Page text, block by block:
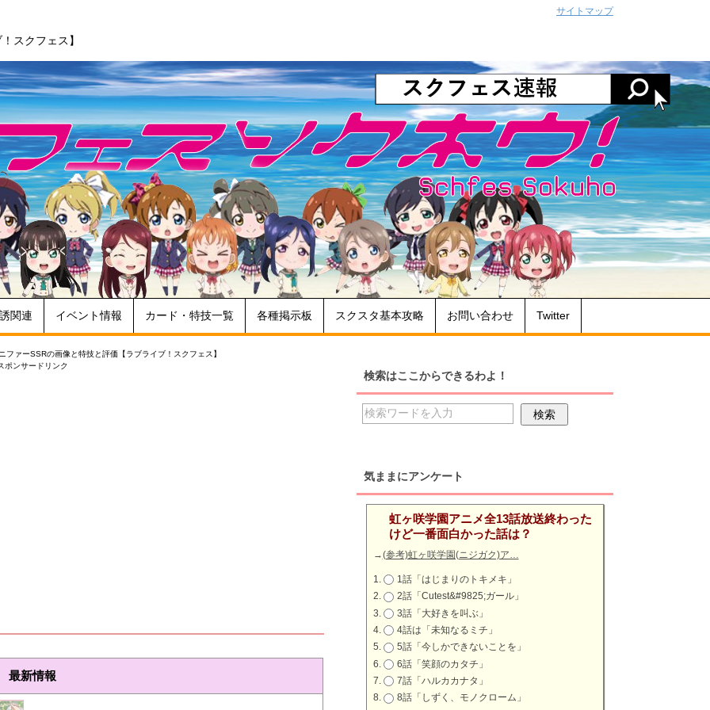
スクフェス】
関連 イベント情報 カード・特技一覧 各種掲示板 スクスタ基本攻略 お問い合わせ Twitter
ファーSSRの画像と特技と評価【ラブライブ！スクフェス】
ポンサードリンク
最新情報
検索はここからできるわよ！
気ままにアンケート
虹ヶ咲学園アニメ全13話放送終わった
けど一番面白かった話は？
→(参考)虹ヶ咲学園(ニジガク)ア…
1話「はじまりのトキメキ」
2話「Cutest&#9825;ガール」
3話「大好きを叫ぶ」
4話は「未知なるミチ」
5話「今しかできないことを」
6話「笑顔のカタチ」
7話「ハルカカナタ」
8話「しずく、モノクローム」
サイトマップ